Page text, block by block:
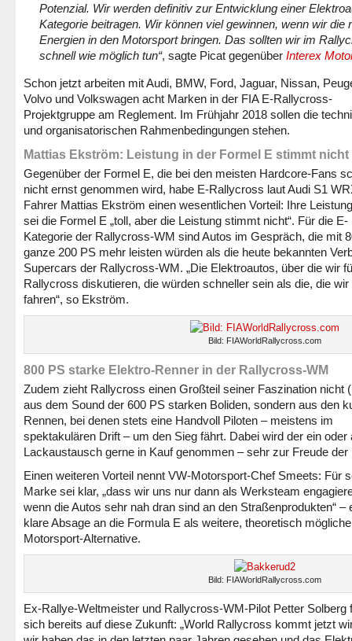
Potenzial. Wir werden definitiv zur Entwicklung einer
Kategorie beitragen. Wir können viel gewinnen, wenn wir die
Energien in den Motorsport bringen. Das sollten wir im
schnell wie möglich tun“, sagte Picat gegenüber Interex
Schon jetzt arbeiten mit Audi, BMW, Ford, Jaguar, Nissan,
Volvo und Volkswagen acht Marken in der FIA E-Rallycross-
Projektgruppe am Reglement. Im Frühjahr 2018 sollen die
und organisatorischen Rahmenbedingungen stehen.
Mattias Ekström: Leistung in der Formel E stimmt nicht
Gegenüber der Formel E, die bei den meisten Hardcore-Fans
nicht ernst genommen wird, habe E-Rallycross laut Audi S1
Fahrer Mattias Ekström einen wesentlichen Vorteil: Ihre
sei die Formel E „toll, aber die Leistung stimmt nicht“. Für die E-
Kategorie der Rallycross-WM sind Autos im Gespräch, die mit
ganze 200 PS mehr leisten würden als die heute bekannten
Supercars der Rallycross-WM. „Die Elektroautos, über die wir
Rallycross diskutieren, die würden schneller sein als die, die wir
fahren“, so Ekström.
Bild: FIAWorldRallycross.com
800 PS starke Elektro-Renner in der Rallycross-WM
Zudem zieht Rallycross einen Großteil seiner Faszination nicht
aus dem Sound der 600 PS starken Boliden, sondern aus den
Rennen, bei denen stets eine Handvoll Piloten – meistens im
spektakulären Drift – um den Sieg fährt. Dabei wird der ein oder
Lackaustausch gerne in Kauf genommen – sehr zur Freude der
Einen weiteren Vorteil nennt VW-Motorsport-Chef Smeets: Für
Marke sei klar, „dass wir uns nur dann als Werksteam
wenn die Autos sehr nah dran sind an den Straßenprodukten“ –
klare Absage an die Formula E als weitere, theoretisch
Motorsport-Alternative.
Bild: FIAWorldRallycross.com
Ex-Rallye-Weltmeister und Rallycross-WM-Pilot Petter Solberg
sich bereits auf diese Zukunft: „World Rallycross kommt jetzt